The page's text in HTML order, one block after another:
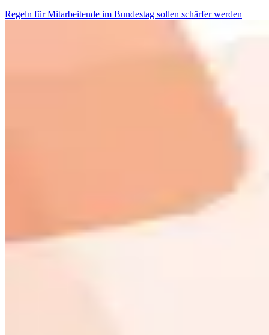
Regeln für Mitarbeitende im Bundestag sollen schärfer werden